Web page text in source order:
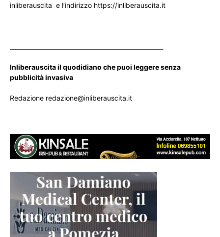
inliberauscita e l’indirizzo https://inliberauscita.it
Inliberauscita il quodidiano che puoi leggere senza
pubblicità invasiva
Redazione redazione@inliberauscita.it